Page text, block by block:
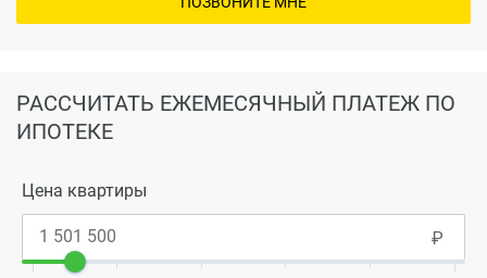
РАССЧИТАТЬ ЕЖЕМЕСЯЧНЫЙ ПЛАТЕЖ ПО
ИПОТЕКЕ
Цена квартиры